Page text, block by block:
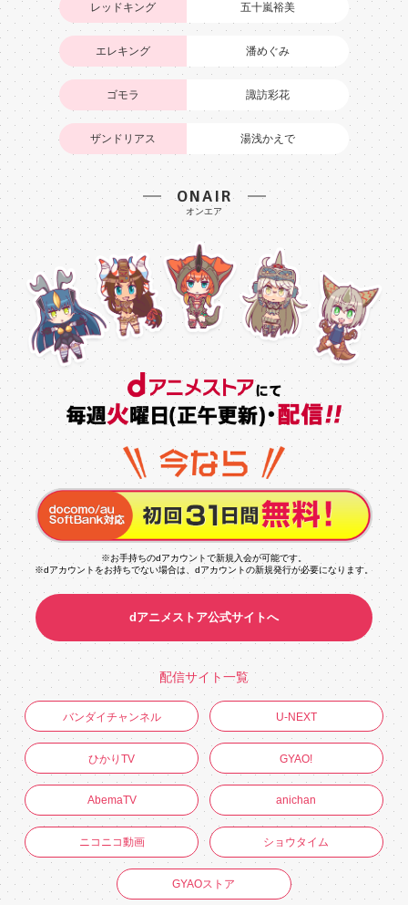
レッドキング 五十嵐裕美
エレキング 潘めぐみ
ゴモラ 諏訪彩花
ザンドリアス 湯浅かえで
ONAIR
※お手持ちのdアカウントで新規入会が可能です。
※dアカウントをお持ちでない場合は、dアカウントの新規発行が必要になります。
dアニメストア公式サイトへ
配信サイト一覧
バンダイチャンネル U-NEXT
ひかりTV GYAO!
AbemaTV anichan
ニコニコ動画 ショウタイム
GYAOストア